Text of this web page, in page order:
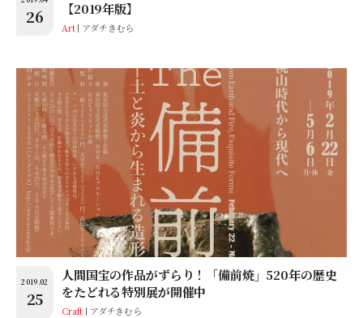
26
【2019年版】
Art アダチきむら
2019.02
25
人間国宝の作品がずらり！「備前焼」520年の歴史
をたどれる特別展が開催中
Craft アダチきむら